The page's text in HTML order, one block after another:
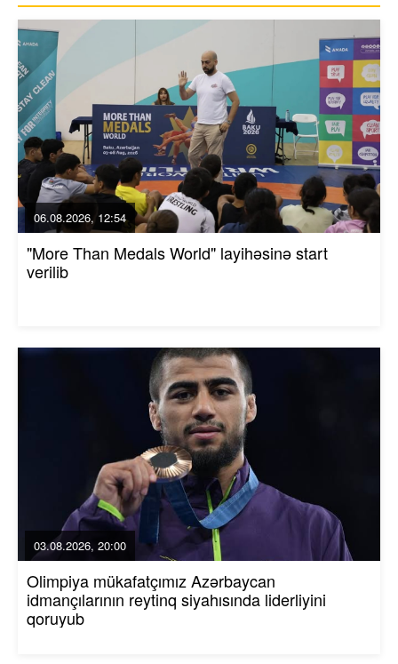
06.08.2026, 12:54
"More Than Medals World" layihəsinə start
verilib
03.08.2026, 20:00
Olimpiya mükafatçımız Azərbaycan
idmançılarının reytinq siyahısında liderliyini
qoruyub